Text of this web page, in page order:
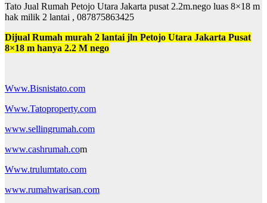
Tato Jual Rumah Petojo Utara Jakarta pusat 2.2m.nego luas 8×18 m
hak milik 2 lantai , 087875863425
Dijual Rumah murah 2 lantai jln Petojo Utara Jakarta Pusat
8×18 m hanya 2.2 M nego
Www.Bisnistato.com
Www.Tatoproperty.com
www.sellingrumah.com
www.cashrumah.com
Www.trulumtato.com
www.rumahwarisan.com